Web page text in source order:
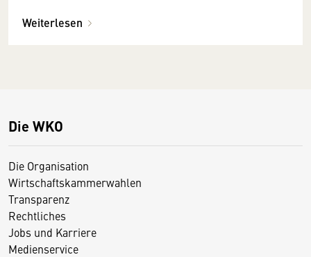
Weiterlesen
Die WKO
Die Organisation
Wirtschaftskammerwahlen
Transparenz
Rechtliches
Jobs und Karriere
Medienservice